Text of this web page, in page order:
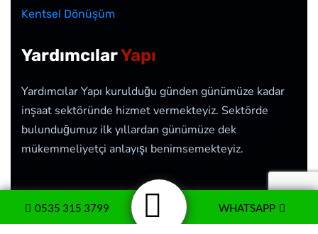
0535 315 3799 WHATSAPP
Kentsel Dönüşüm
YardımcılarYapı
Yardımcılar Yapı kurulduğu günden günümüze kadar
inşaat sektöründe hizmet vermekteyiz. Sektörde
bulunduğumuz ilk yıllardan günümüze dek
mükemmeliyetçi anlayışı benimsemekteyiz.
2026© Yardımcılar Yapı İnşaat <<>> Web Tasarım